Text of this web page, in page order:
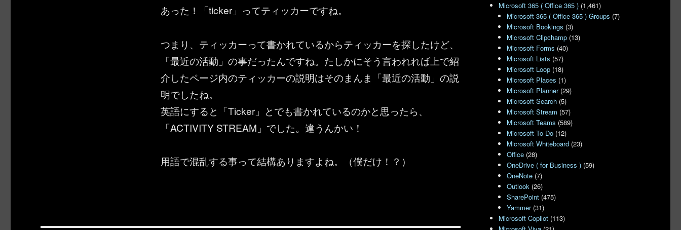
あった！「ticker」ってティッカーですね。
つまり、ティッカーって書かれているからティッカーを探したけど、
「最近の活動」の事だったんですね。たしかにそう言われれば上で紹
介したページ内のティッカーの説明はそのまんま「最近の活動」の説
明でしたね。
英語にすると「Ticker」とでも書かれているのかと思ったら、
「ACTIVITY STREAM」でした。違うんかい！
用語で混乱する事って結構ありますよね。（僕だけ！？）
Microsoft 365 ( Office 365 ) (1,461)
Microsoft 365 ( Office 365 ) Groups (7)
Microsoft Bookings (3)
Microsoft Clipchamp (13)
Microsoft Forms (40)
Microsoft Lists (57)
Microsoft Loop (18)
Microsoft Places (1)
Microsoft Planner(29)
Microsoft Search (5)
Microsoft Stream (57)
Microsoft Teams (589)
Microsoft To Do (12)
Microsoft Whiteboard (23)
Office (28)
OneDrive ( for Business ) (59)
OneNote (7)
Outlook (26)
SharePoint (475)
Yammer(31)
Microsoft Copilot (113)